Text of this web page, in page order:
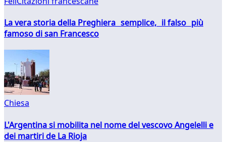
La vera storia della Preghiera semplice, il falso più
famoso di san Francesco
Chiesa
L'Argentina si mobilita nel nome del vescovo Angelelli e
dei martiri de La Rioja